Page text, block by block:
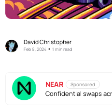
David Christopher
Feb 9, 2024 •1 min read
NEAR Sponsored
Confidential swaps